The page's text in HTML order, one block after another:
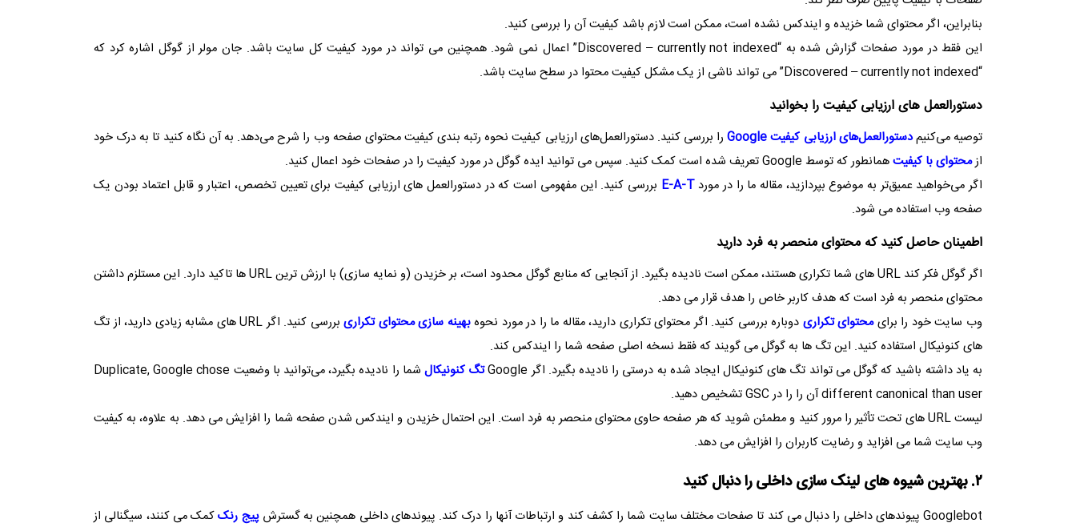
بنابراین، اگر محتوای شما خزیده و ایندکس نشده است، ممکن است لازم باشد کیفیت آن را بررسی کنید.
این فقط در مورد صفحات گزارش شده به “Discovered – currently not indexed” اعمال نمی شود. همچنین می تواند در مورد کیفیت کل سایت باشد. جان مولر از گوگل اشاره کرد که
“
Discovered – currently not indexed” می تواند ناشی از یک مشکل کیفیت محتوا در سطح سایت باشد.
دستورالعمل های ارزیابی کیفیت را بخوانید
توصیه می‌کنیمدستورالعمل‌های ارزیابی کیفیتGoogleرا بررسی کنید. دستورالعمل‌های ارزیابی کیفیت نحوه رتبه‌ بندی کیفیت محتوای صفحه وب را شرح می‌دهد. به آن نگاه کنید تا به درک خود
ازمحتوای با کیفیتهمانطور که توسط Googleتعریف شده است کمک کنید. سپس می توانید ایده گوگل در مورد کیفیت را در صفحات خود اعمال کنید.
اگر می‌خواهید عمیق‌تر به موضوع بپردازید، مقاله ما را در موردE-A-T بررسی کنید. این مفهومی است که در دستورالعمل های ارزیابی کیفیت برای تعیین تخصص، اعتبار و قابل اعتماد بودن یک
صفحه وب استفاده می شود.
اطمینان حاصل کنید که محتوای منحصر به فرد دارید
اگر گوگل فکر کندURLهای شما تکراری هستند، ممکن است نادیده بگیرد. از آنجایی که منابع گوگل محدود است، بر خزیدن (و نمایه سازی) با ارزش ترینURLها تاکید دارد. این مستلزم داشتن
محتوای منحصر به فرد است که هدف کاربر خاص را هدف قرار می دهد.
وب سایت خود را برایمحتوای تکراری دوباره بررسی کنید. اگر محتوای تکراری دارید، مقاله ما را در مورد نحوهبهینه سازی محتوای تکراریبررسی کنید. اگرURLهای مشابه زیادی دارید، از تگ
های کنونیکال استفاده کنید. این تگ ها به گوگل می گویند که فقط نسخه اصلی صفحه شما را ایندکس کند.
به یاد داشته باشید که گوگل می تواند تگ های کنونیکال ایجاد شده به درستی را نادیده بگیرد. اگر Googleتگ کنونیکال شما را نادیده بگیرد، می‌توانید با وضعیت Duplicate, Google chose
different canonical than userآن را را درGSCتشخیص دهید.
لیستURLهای تحت تأثیر را مرور کنید و مطمئن شوید که هر صفحه حاوی محتوای منحصر به فرد است. این احتمال خزیدن و ایندکس شدن صفحه شما را افزایش می دهد. به علاوه، به کیفیت
وب سایت شما می افزاید و رضایت کاربران را افزایش می دهد.
۲. بهترین شیوه های لینک سازی داخلی را دنبال کنید
Googlebot پیوندهای داخلی را دنبال می کند تا صفحات مختلف سایت شما را کشف کند و ارتباطات آنها را درک کند. پیوندهای داخلی همچنین به گسترشپیج رنککمک می کنند، سیگنالی از